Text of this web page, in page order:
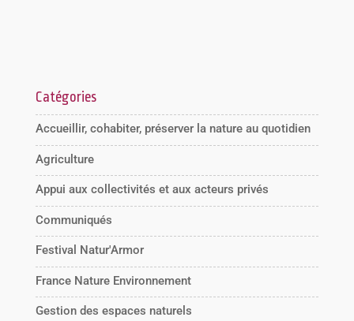
Catégories
Accueillir, cohabiter, préserver la nature au quotidien
Agriculture
Appui aux collectivités et aux acteurs privés
Communiqués
Festival Natur'Armor
France Nature Environnement
Gestion des espaces naturels